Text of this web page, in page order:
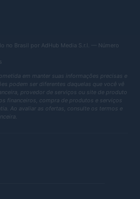
no Brasil por AdHub Media S.r.l. — Número
em manter suas informações precisas e
podem ser diferentes daquelas que você vê
provedor de serviços ou site de produto
financeiros, compra de produtos e serviços
Ao avaliar as ofertas, consulte os termos e